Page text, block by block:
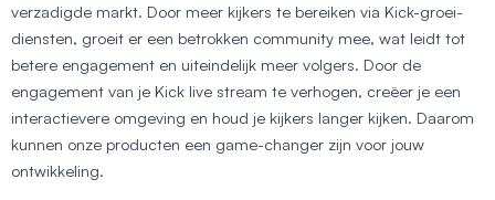
verzadigde markt. Door meer kijkers te bereiken via Kick-groei-
diensten, groeit er een betrokken community mee, wat leidt tot
betere engagement en uiteindelijk meer volgers. Door de
engagement van je Kick live stream te verhogen, creëer je een
interactievere omgeving en houd je kijkers langer kijken. Daarom
kunnen onze producten een game-changer zijn voor jouw
ontwikkeling.